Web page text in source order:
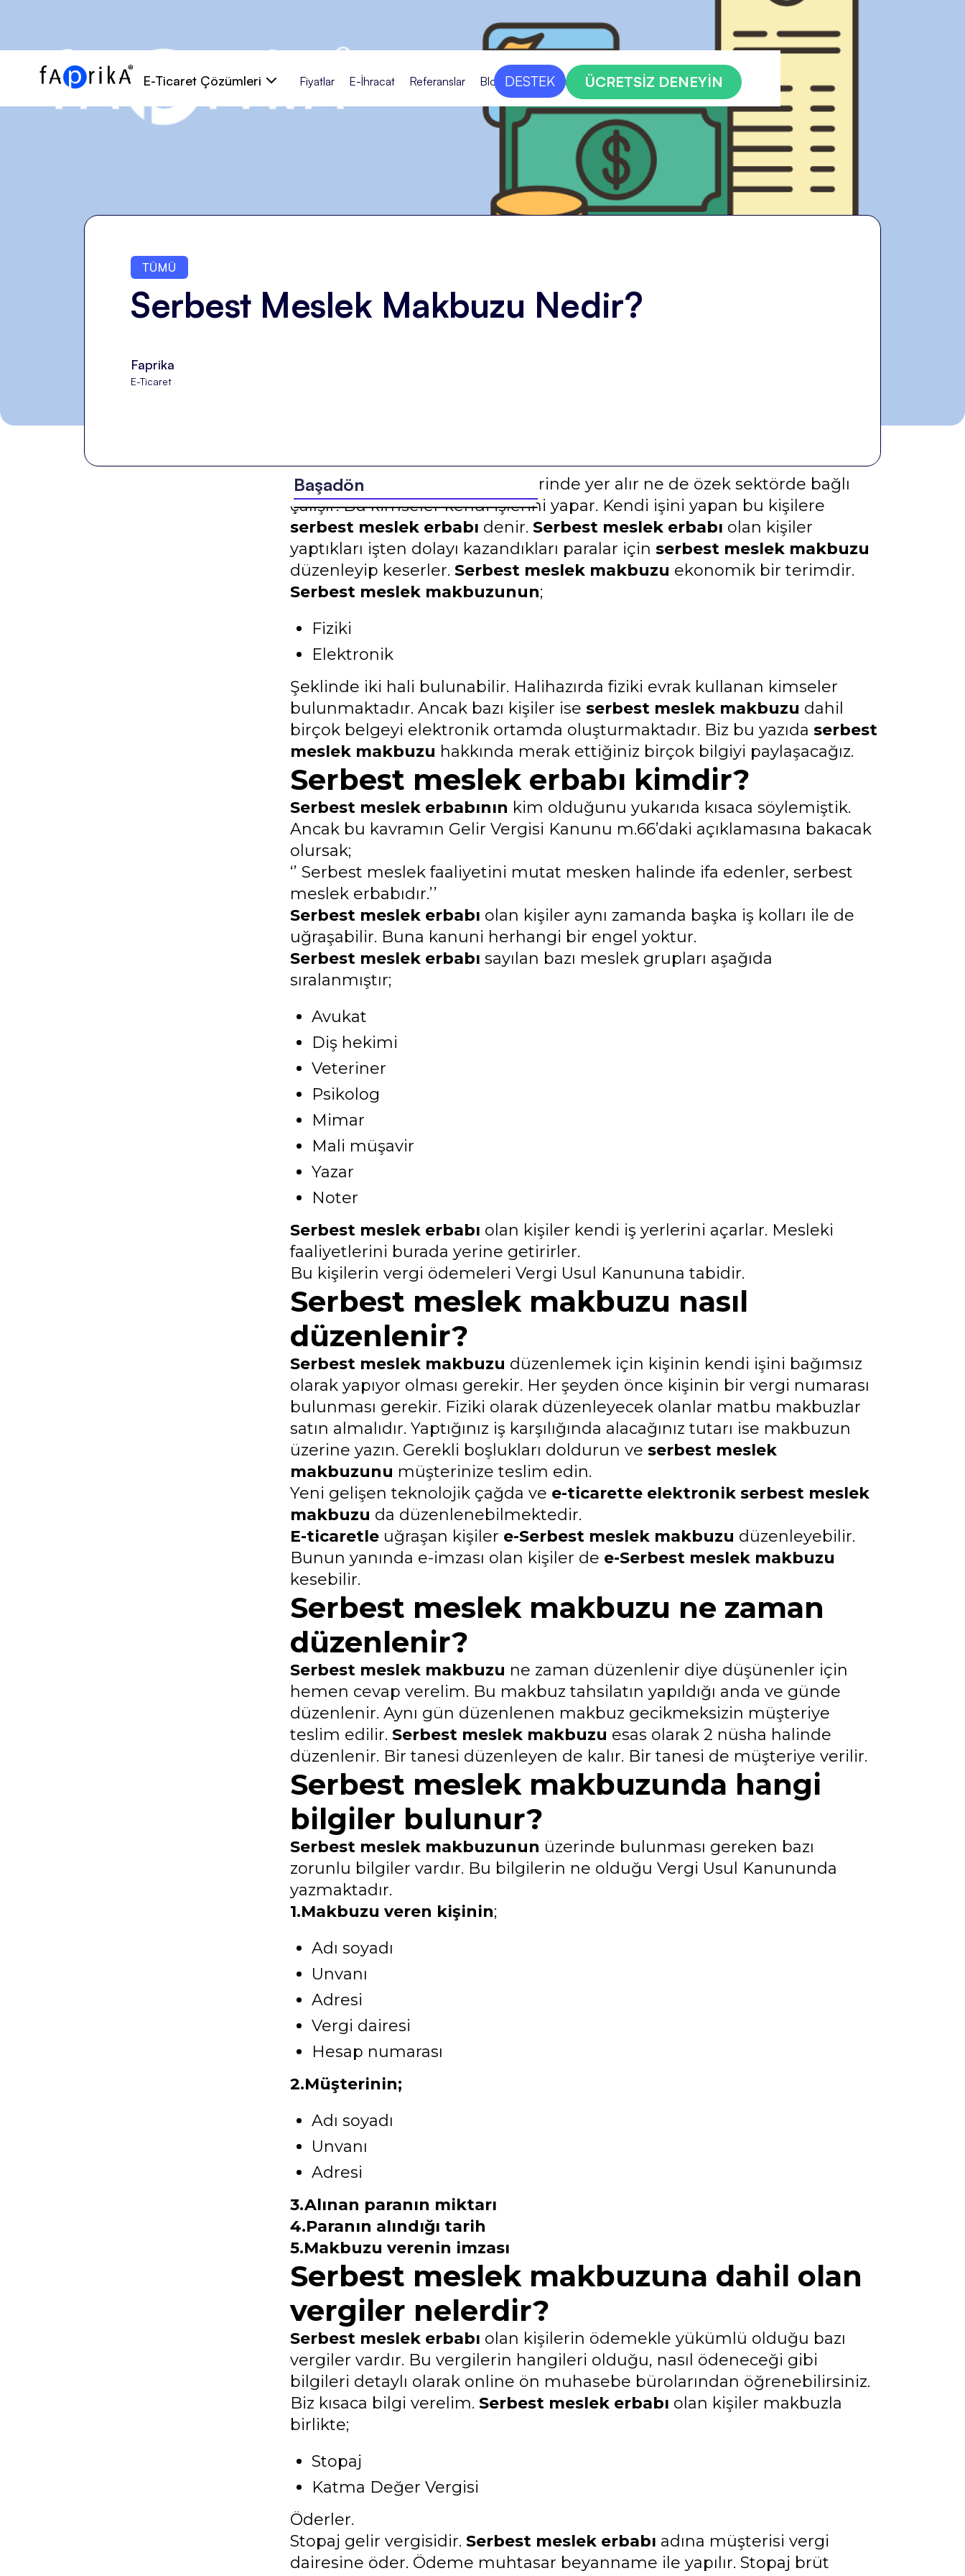
E-Ticaret Çözümleri Fiyatlar E-İhracat Referanslar Blog Bize Ulaşın
DESTEK ÜCRETSİZ DENEYİN
TÜMÜ
Serbest Meslek Makbuzu Nedir?
Faprika
E-Ticaret
Başadön
Bazı kimseler ne kamu görevlerinde yer alır ne de özek sektörde bağlı
çalışır. Bu kimseler kendi işlerini yapar. Kendi işini yapan bu kişilere
serbest meslek erbabı denir. Serbest meslek erbabı olan kişiler
yaptıkları işten dolayı kazandıkları paralar için serbest meslek makbuzu
düzenleyip keserler. Serbest meslek makbuzu ekonomik bir terimdir.
Serbest meslek makbuzunun;
Fiziki
Elektronik
Şeklinde iki hali bulunabilir. Halihazırda fiziki evrak kullanan kimseler
bulunmaktadır. Ancak bazı kişiler ise serbest meslek makbuzu dahil
birçok belgeyi elektronik ortamda oluşturmaktadır. Biz bu yazıda serbest
meslek makbuzu hakkında merak ettiğiniz birçok bilgiyi paylaşacağız.
Serbest meslek erbabı kimdir?
Serbest meslek erbabının kim olduğunu yukarıda kısaca söylemiştik.
Ancak bu kavramın Gelir Vergisi Kanunu m.66’daki açıklamasına bakacak
olursak;
‘’ Serbest meslek faaliyetini mutat mesken halinde ifa edenler, serbest
meslek erbabıdır.’’
Serbest meslek erbabı olan kişiler aynı zamanda başka iş kolları ile de
uğraşabilir. Buna kanuni herhangi bir engel yoktur.
Serbest meslek erbabı sayılan bazı meslek grupları aşağıda
sıralanmıştır;
Avukat
Diş hekimi
Veteriner
Psikolog
Mimar
Mali müşavir
Yazar
Noter
Serbest meslek erbabı olan kişiler kendi iş yerlerini açarlar. Mesleki
faaliyetlerini burada yerine getirirler.
Bu kişilerin vergi ödemeleri Vergi Usul Kanununa tabidir.
Serbest meslek makbuzu nasıl
düzenlenir?
Serbest meslek makbuzu düzenlemek için kişinin kendi işini bağımsız
olarak yapıyor olması gerekir. Her şeyden önce kişinin bir vergi numarası
bulunması gerekir. Fiziki olarak düzenleyecek olanlar matbu makbuzlar
satın almalıdır. Yaptığınız iş karşılığında alacağınız tutarı ise makbuzun
üzerine yazın. Gerekli boşlukları doldurun ve serbest meslek
makbuzunu müşterinize teslim edin.
Yeni gelişen teknolojik çağda ve e-ticarette elektronik serbest meslek
makbuzu da düzenlenebilmektedir.
E-ticaretle uğraşan kişiler e-Serbest meslek makbuzu düzenleyebilir.
Bunun yanında e-imzası olan kişiler de e-Serbest meslek makbuzu
kesebilir.
Serbest meslek makbuzu ne zaman
düzenlenir?
Serbest meslek makbuzu ne zaman düzenlenir diye düşünenler için
hemen cevap verelim. Bu makbuz tahsilatın yapıldığı anda ve günde
düzenlenir. Aynı gün düzenlenen makbuz gecikmeksizin müşteriye
teslim edilir. Serbest meslek makbuzu esas olarak 2 nüsha halinde
düzenlenir. Bir tanesi düzenleyen de kalır. Bir tanesi de müşteriye verilir.
Serbest meslek makbuzunda hangi
bilgiler bulunur?
Serbest meslek makbuzunun üzerinde bulunması gereken bazı
zorunlu bilgiler vardır. Bu bilgilerin ne olduğu Vergi Usul Kanununda
yazmaktadır.
1.Makbuzu veren kişinin;
Adı soyadı
Unvanı
Adresi
Vergi dairesi
Hesap numarası
2.Müşterinin;
Adı soyadı
Unvanı
Adresi
3.Alınan paranın miktarı
4.Paranın alındığı tarih
5.Makbuzu verenin imzası
Serbest meslek makbuzuna dahil olan
vergiler nelerdir?
Serbest meslek erbabı olan kişilerin ödemekle yükümlü olduğu bazı
vergiler vardır. Bu vergilerin hangileri olduğu, nasıl ödeneceği gibi
bilgileri detaylı olarak online ön muhasebe bürolarından öğrenebilirsiniz.
Biz kısaca bilgi verelim. Serbest meslek erbabı olan kişiler makbuzla
birlikte;
Stopaj
Katma Değer Vergisi
Öderler.
Stopaj gelir vergisidir. Serbest meslek erbabı adına müşterisi vergi
dairesine öder. Ödeme muhtasar beyanname ile yapılır. Stopaj brüt